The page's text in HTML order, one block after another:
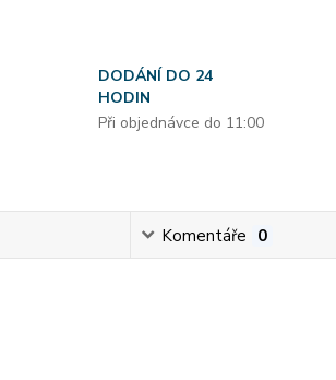
DODÁNÍ DO 24
HODIN
Při objednávce do 11:00
Komentáře 0